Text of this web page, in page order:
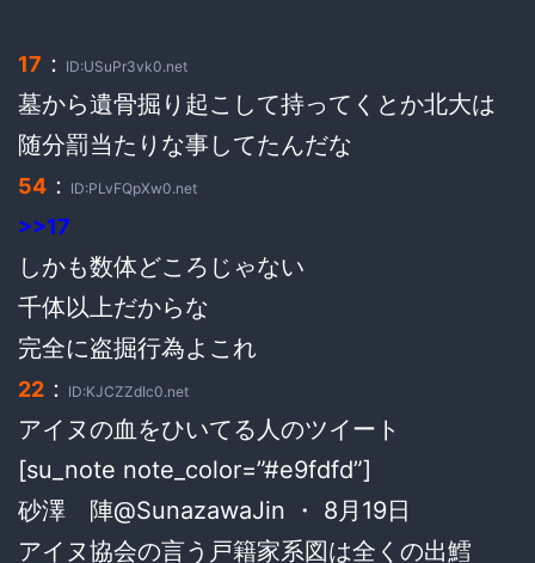
17 ： ID:USuPr3vk0.net
墓から遺骨掘り起こして持ってくとか北大は
随分罰当たりな事してたんだな
54 ： ID:PLvFQpXw0.net
>>17
しかも数体どころじゃない
千体以上だからな
完全に盗掘行為よこれ
22 ： ID:KJCZZdIc0.net
アイヌの血をひいてる人のツイート
[su_note note_color=”#e9fdfd”]
砂澤 陣@SunazawaJin ・ 8月19日
アイヌ協会の言う戸籍家系図は全くの出鱈